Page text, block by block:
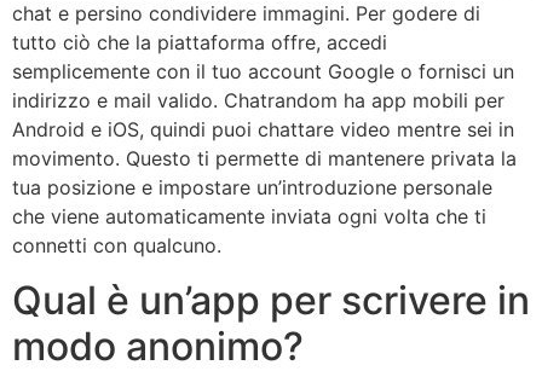
chat e persino condividere immagini. Per godere di
tutto ciò che la piattaforma offre, accedi
semplicemente con il tuo account Google o fornisci un
indirizzo e mail valido. Chatrandom ha app mobili per
Android e iOS, quindi puoi chattare video mentre sei in
movimento. Questo ti permette di mantenere privata la
tua posizione e impostare un’introduzione personale
che viene automaticamente inviata ogni volta che ti
connetti con qualcuno.
Qual è un’app per scrivere in
modo anonimo?